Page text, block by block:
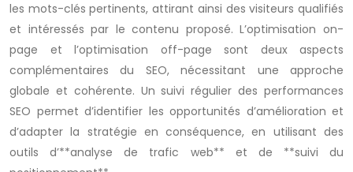
les mots-clés pertinents, attirant ainsi des visiteurs qualifiés
et intéressés par le contenu proposé. L’optimisation on-
page et l’optimisation off-page sont deux aspects
complémentaires du SEO, nécessitant une approche
globale et cohérente. Un suivi régulier des performances
SEO permet d’identifier les opportunités d’amélioration et
d’adapter la stratégie en conséquence, en utilisant des
outils d’**analyse de trafic web** et de **suivi du